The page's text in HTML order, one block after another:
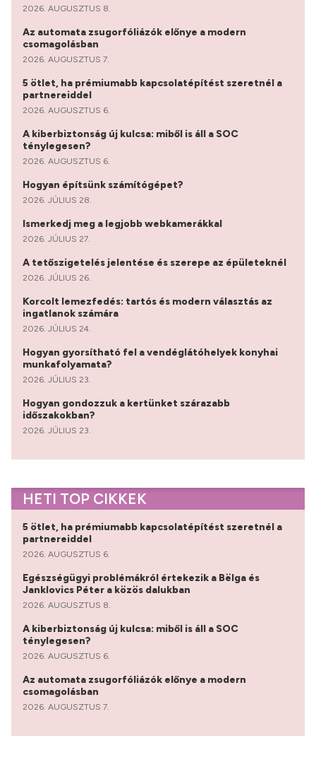
2026. AUGUSZTUS 8.
Az automata zsugorfóliázók előnye a modern
csomagolásban
2026. AUGUSZTUS 7.
5 ötlet, ha prémiumabb kapcsolatépítést szeretnél a
partnereiddel
2026. AUGUSZTUS 6.
A kiberbiztonság új kulcsa: miből is áll a SOC
ténylegesen?
2026. AUGUSZTUS 6.
Hogyan építsünk számítógépet?
2026. JÚLIUS 28.
Ismerkedj meg a legjobb webkamerákkal
2026. JÚLIUS 27.
A tetőszigetelés jelentése és szerepe az épületeknél
2026. JÚLIUS 26.
Korcolt lemezfedés: tartós és modern választás az
ingatlanok számára
2026. JÚLIUS 24.
Hogyan gyorsítható fel a vendéglátóhelyek konyhai
munkafolyamata?
2026. JÚLIUS 23.
Hogyan gondozzuk a kertünket szárazabb
időszakokban?
2026. JÚLIUS 23.
HETI TOP CIKKEK
5 ötlet, ha prémiumabb kapcsolatépítést szeretnél a
partnereiddel
2026. AUGUSZTUS 6.
Egészségügyi problémákról értekezik a Bëlga és
Janklovics Péter a közös dalukban
2026. AUGUSZTUS 8.
A kiberbiztonság új kulcsa: miből is áll a SOC
ténylegesen?
2026. AUGUSZTUS 6.
Az automata zsugorfóliázók előnye a modern
csomagolásban
2026. AUGUSZTUS 7.